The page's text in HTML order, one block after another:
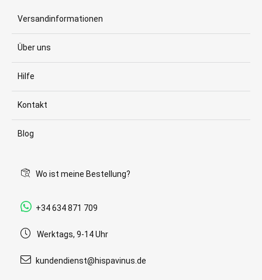
Versandinformationen
Über uns
Hilfe
Kontakt
Blog
Wo ist meine Bestellung?
+34 634 871 709
Werktags, 9-14 Uhr
kundendienst@hispavinus.de